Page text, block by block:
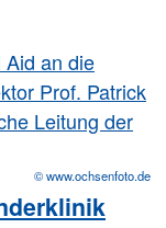
© www.ochsenfoto.de